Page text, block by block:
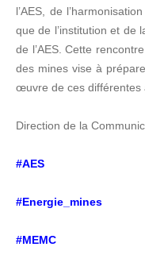
l’AES, de
que de l’institution et de
de l’AES. Cette
des mines vise à
œuvre de ces différentes
Direction de la
#AES
#Energie_mines
#MEMC